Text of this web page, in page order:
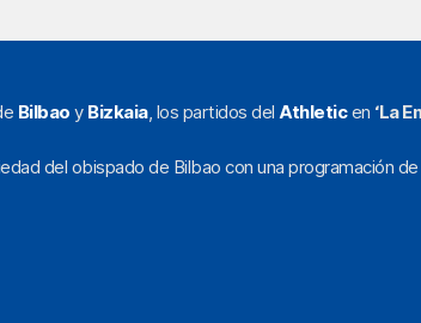
Bilbao y Bizkaia, los partidos del Athleticen ‘La
del obispado de Bilbao con una programación